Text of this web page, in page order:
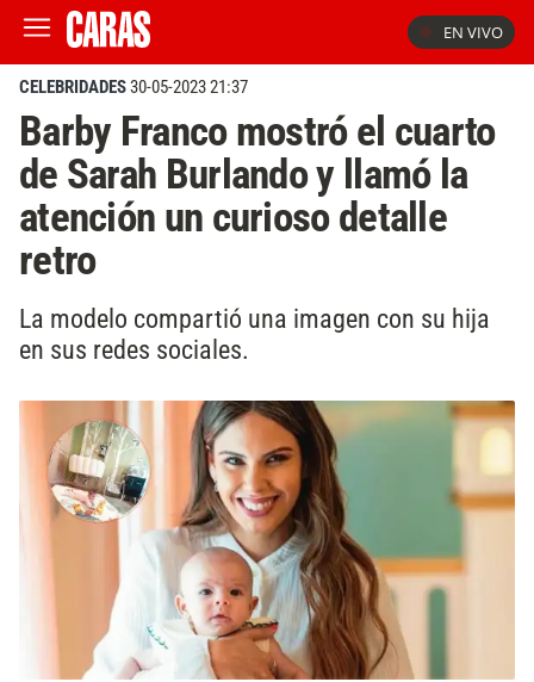
EN VIVO
CELEBRIDADES30-05-2023 21:37
Barby Franco mostró el cuarto
de Sarah Burlando y llamó la
atención un curioso detalle
retro
La modelo compartió una imagen con su hija
en sus redes sociales.